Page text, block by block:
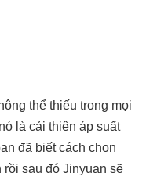
thể thiếu trong mọi
là cải thiện áp suất
đã biết cách chọn
rồi sau đó Jinyuan sẽ